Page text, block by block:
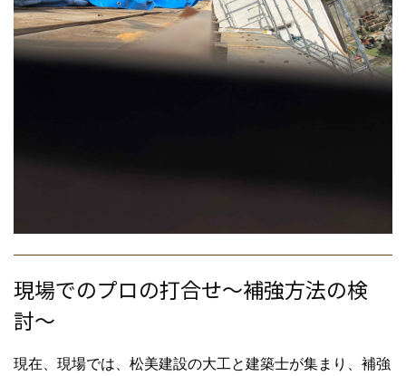
現場でのプロの打合せ〜補強方法の検
討〜
現在、現場では、松美建設の大工と建築士が集まり、補強